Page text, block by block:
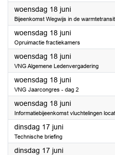
woensdag 18 juni2025
Bijeenkomst Wegwijs in de
woensdag 18 juni2025
Opruimactie fractiekamers
woensdag 18 juni2025
VNG Algemene Ledenvergadering
woensdag 18 juni2025
VNG Jaarcongres - dag 2
woensdag 18 juni2025
Informatiebijeenkomst vluchtelingen
dinsdag 17 juni2025
Technische briefing
dinsdag 17 juni2025